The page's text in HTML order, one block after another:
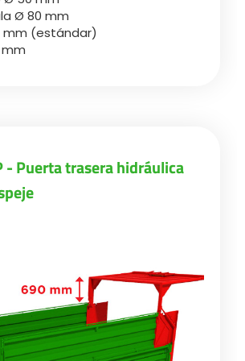
Ø 80 mm
mm (estándar)
- Puerta trasera hidráulica